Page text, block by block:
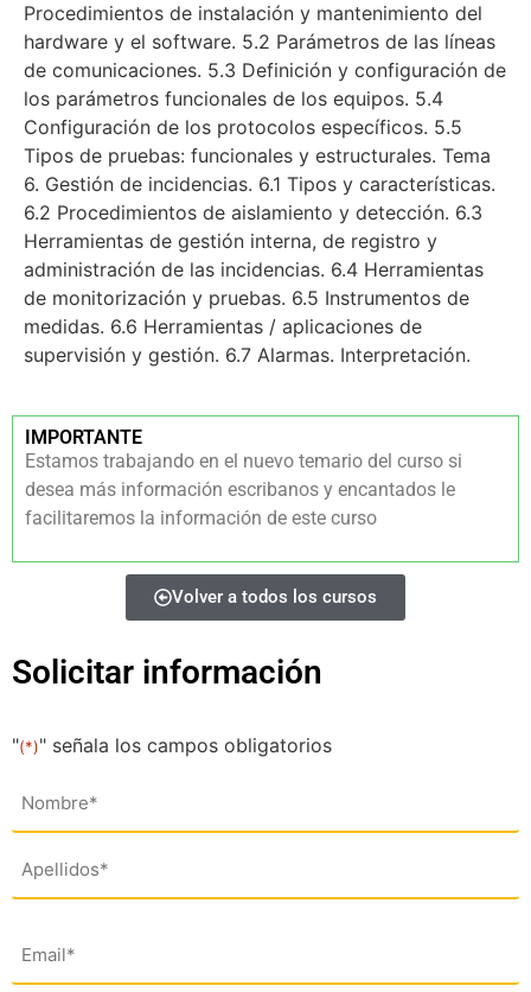
Procedimientos de instalación y mantenimiento del
hardware y el software. 5.2 Parámetros de las líneas
de comunicaciones. 5.3 Definición y configuración de
los parámetros funcionales de los equipos. 5.4
Configuración de los protocolos específicos. 5.5
Tipos de pruebas: funcionales y estructurales. Tema
6. Gestión de incidencias. 6.1 Tipos y características.
6.2 Procedimientos de aislamiento y detección. 6.3
Herramientas de gestión interna, de registro y
administración de las incidencias. 6.4 Herramientas
de monitorización y pruebas. 6.5 Instrumentos de
medidas. 6.6 Herramientas / aplicaciones de
supervisión y gestión. 6.7 Alarmas. Interpretación.
IMPORTANTE
Estamos trabajando en el nuevo temario del curso si
desea más información escribanos y encantados le
facilitaremos la información de este curso
Volver a todos los cursos
Solicitar información
"(*)" señala los campos obligatorios
(*)